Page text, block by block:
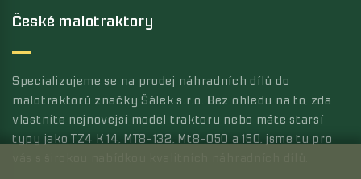
České malotraktory
Specializujeme se na prodej náhradních dílů do
malotraktorů značky Šálek s.r.o. Bez ohledu na to, zda
vlastníte nejnovější model traktoru nebo máte starší
typy jako TZ4 K 14, MT8-132, Mt8-050 a 150, jsme tu pro